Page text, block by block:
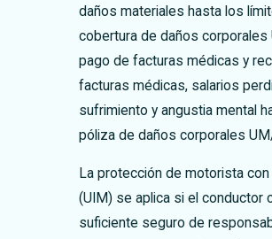
daños materiales hasta los
cobertura de daños corporales
pago de facturas médicas y
facturas médicas, salarios
sufrimiento y angustia mental
póliza de daños corporales
La protección de motorista
(UIM) se aplica si el conductor
suficiente seguro de